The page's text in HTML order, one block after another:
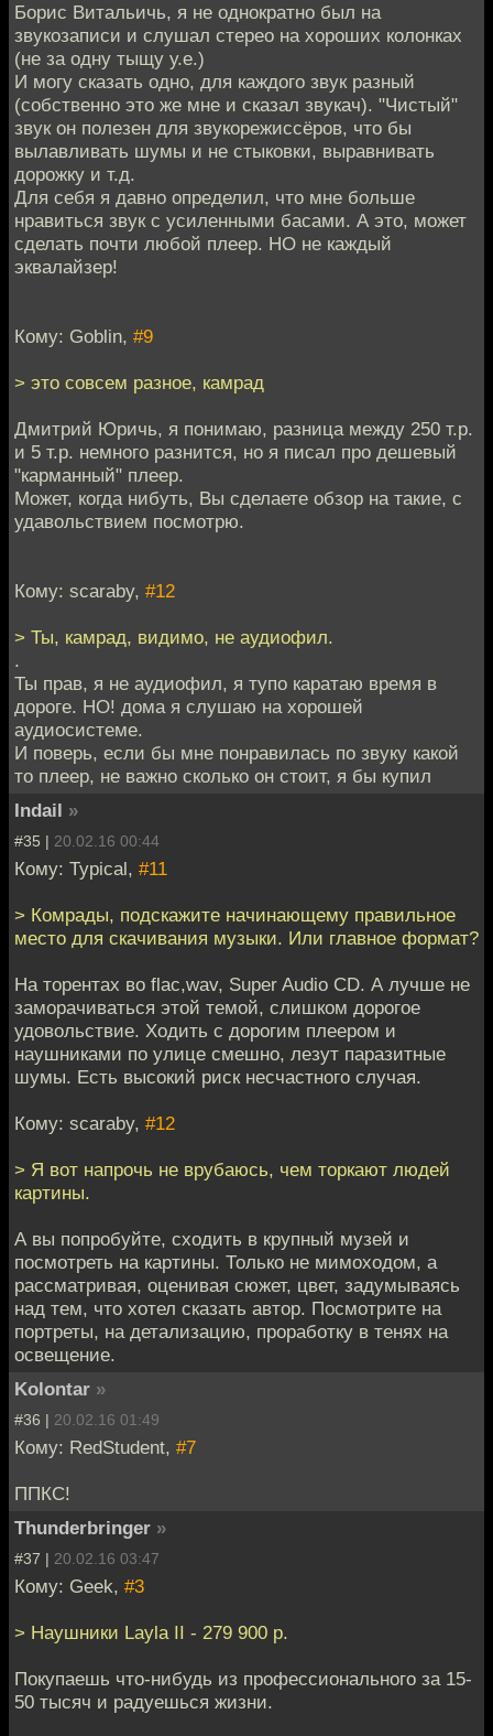
Борис Витальичь, я не однократно был на
звукозаписи и слушал стерео на хороших колонках
(не за одну тыщу у.е.)
И могу сказать одно, для каждого звук разный
(собственно это же мне и сказал звукач). "Чистый"
звук он полезен для звукорежиссёров, что бы
вылавливать шумы и не стыковки, выравнивать
дорожку и т.д.
Для себя я давно определил, что мне больше
нравиться звук с усиленными басами. А это, может
сделать почти любой плеер. НО не каждый
эквалайзер!
Кому: Goblin, #9
> это совсем разное, камрад
Дмитрий Юричь, я понимаю, разница между 250 т.р.
и 5 т.р. немного разнится, но я писал про дешевый
"карманный" плеер.
Может, когда нибуть, Вы сделаете обзор на такие, с
удавольствием посмотрю.
Кому: scaraby, #12
> Ты, камрад, видимо, не аудиофил.
.
Ты прав, я не аудиофил, я тупо каратаю время в
дороге. НО! дома я слушаю на хорошей
аудиосистеме.
И поверь, если бы мне понравилась по звуку какой
то плеер, не важно сколько он стоит, я бы купил
Indail »
#35 | 20.02.16 00:44
Кому: Typical, #11
> Комрады, подскажите начинающему правильное
место для скачивания музыки. Или главное формат?
На торентах во flac,wav, Super Audio CD. А лучше не
заморачиваться этой темой, слишком дорогое
удовольствие. Ходить с дорогим плеером и
наушниками по улице смешно, лезут паразитные
шумы. Есть высокий риск несчастного случая.
Кому: scaraby, #12
> Я вот напрочь не врубаюсь, чем торкают людей
картины.
А вы попробуйте, сходить в крупный музей и
посмотреть на картины. Только не мимоходом, а
рассматривая, оценивая сюжет, цвет, задумываясь
над тем, что хотел сказать автор. Посмотрите на
портреты, на детализацию, проработку в тенях на
освещение.
Kolontar »
#36 | 20.02.16 01:49
Кому: RedStudent, #7
ППКС!
Thunderbringer »
#37 | 20.02.16 03:47
Кому: Geek, #3
> Наушники Layla II - 279 900 р.
Покупаешь что-нибудь из профессионального за 15-
50 тысяч и радуешься жизни.